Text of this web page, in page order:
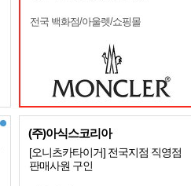
전국 백화점/아울렛/쇼핑몰
(주)아식스코리아
[오니츠카타이거] 전국지점 직영점
판매사원 구인